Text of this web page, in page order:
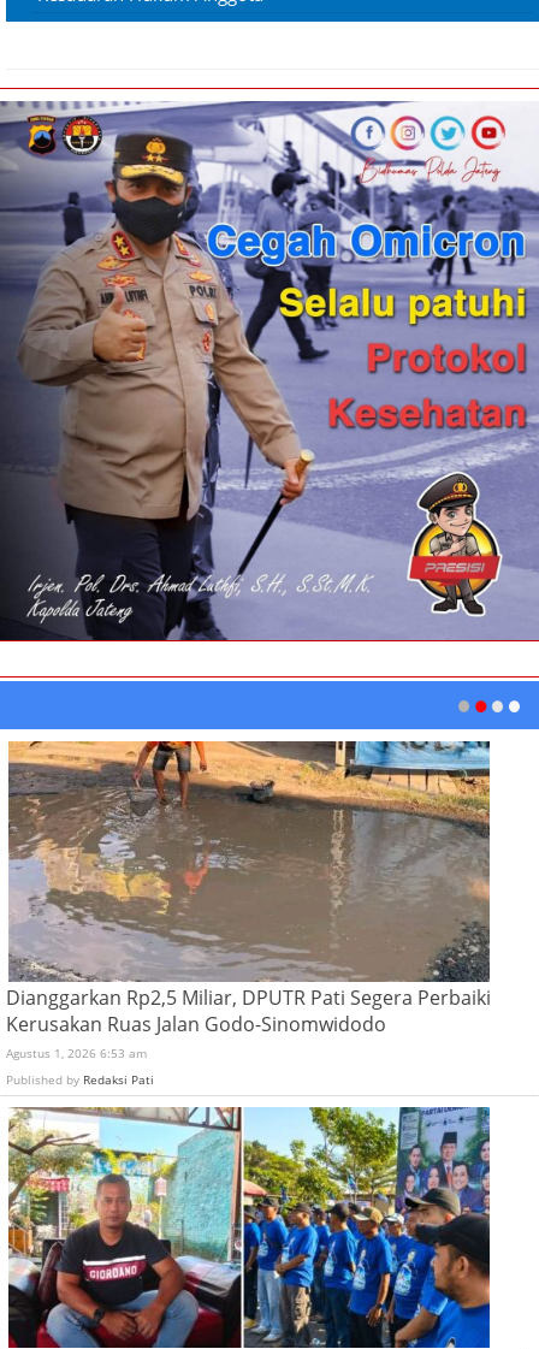
Dianggarkan Rp2,5 Miliar, DPUTR Pati Segera Perbaiki
Kerusakan Ruas Jalan Godo-Sinomwidodo
Agustus 1, 2026 6:53 am
Published by Redaksi Pati